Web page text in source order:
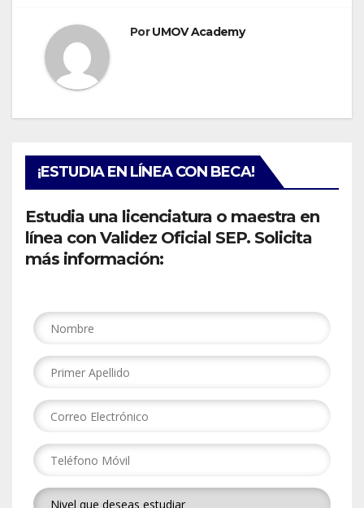
PorUMOV Academy
¡ESTUDIA EN LÍNEA CON BECA!
Estudia una licenciatura o maestra en
línea con Validez Oficial SEP. Solicita
más información: